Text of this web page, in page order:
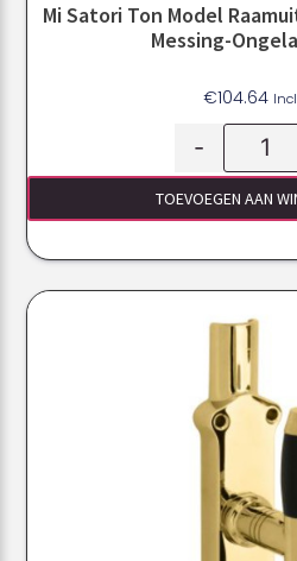
Mi Satori Ton Model
Messing-
€104.64
-
TOEVOEGEN AAN